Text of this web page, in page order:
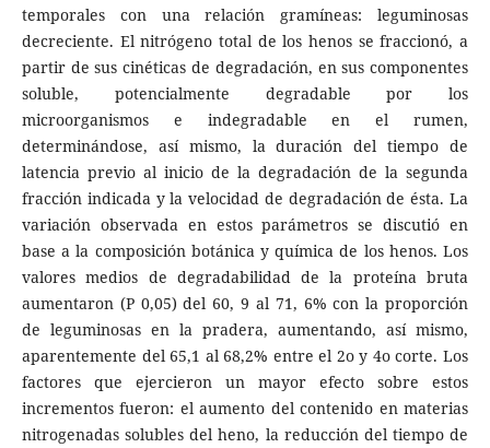
temporales con una relación gramíneas: leguminosas
decreciente. El nitrógeno total de los henos se fraccionó, a
partir de sus cinéticas de degradación, en sus componentes
soluble, potencialmente degradable por los
microorganismos e indegradable en el rumen,
determinándose, así mismo, la duración del tiempo de
latencia previo al inicio de la degradación de la segunda
fracción indicada y la velocidad de degradación de ésta. La
variación observada en estos parámetros se discutió en
base a la composición botánica y química de los henos. Los
valores medios de degradabilidad de la proteína bruta
aumentaron (P 0,05) del 60, 9 al 71, 6% con la proporción
de leguminosas en la pradera, aumentando, así mismo,
aparentemente del 65,1 al 68,2% entre el 2o y 4o corte. Los
factores que ejercieron un mayor efecto sobre estos
incrementos fueron: el aumento del contenido en materias
nitrogenadas solubles del heno, la reducción del tiempo de